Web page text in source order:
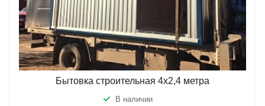
Бытовка строительная 4х2,4 метра
В наличии